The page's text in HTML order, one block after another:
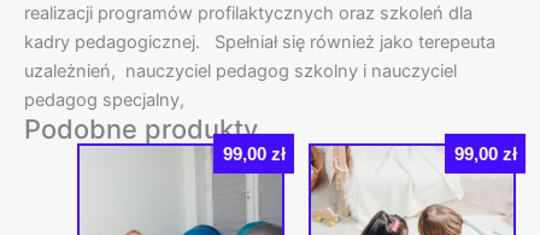
realizacji programów profilaktycznych oraz szkoleń dla
kadry pedagogicznej. Spełniał się również jako terepeuta
uzależnień, nauczyciel pedagog szkolny i nauczyciel
pedagog specjalny,
Podobne produkty
99,00 zł 99,00 zł